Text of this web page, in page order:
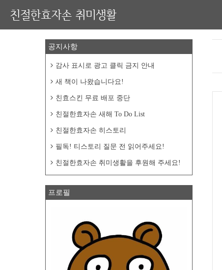
친절한효자손 취미생활
공지사항
감사 표시로 광고 클릭 금지 안내
새 책이 나왔습니다요!
친효스킨 무료 배포 중단
친절한효자손 새해 To Do List
친절한효자손 히스토리
필독! 티스토리 질문 전 읽어주세요!
친절한효자손 취미생활을 후원해 주세요!
프로필